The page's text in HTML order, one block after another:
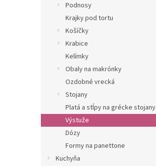
Podnosy
Krajky pod tortu
Košíčky
Krabice
Kelímky
Obaly na makrónky
Ozdobné vrecká
Stojany
Platá a stĺpy na grécke stojany
Výstuže
Dózy
Formy na panettone
Kuchyňa